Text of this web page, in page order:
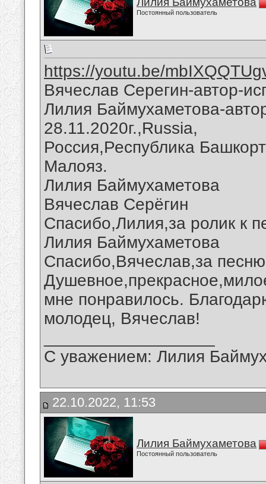
Постоянный пользователь
https://youtu.be/
Вячеслав Серегин-автор-
Лилия Баймухаметова-
28.11.2020г.,Russia,
Россия,Республика
Малояз.
Лилия Баймухаметова
Вячеслав Серёгин
Спасибо,Лилия,за ролик к
Лилия Баймухаметова
Спасибо,Вячеслав,за
мне понравилось.
молодец, Вячеслав!
С уважением: Лилия
22.10.2022, 11:53
Лилия Баймухаметова
Постоянный пользователь